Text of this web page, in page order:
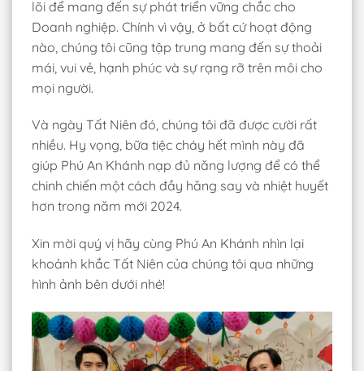
lõi để mang đến sự phát triển vững chắc cho
Doanh nghiệp. Chính vì vậy, ở bất cứ hoạt động
nào, chúng tôi cũng tập trung mang đến sự thoải
mái, vui vẻ, hạnh phúc và sự rạng rỡ trên môi cho
mọi người.
Và ngày Tất Niên đó, chúng tôi đã được cười rất
nhiều. Hy vọng, bữa tiệc cháy hết mình này đã
giúp Phú An Khánh nạp đủ năng lượng để có thể
chinh chiến một cách đầy hăng say và nhiệt huyết
hơn trong năm mới 2024.
Xin mời quý vị hãy cùng Phú An Khánh nhìn lại
khoảnh khắc Tất Niên của chúng tôi qua những
hình ảnh bên dưới nhé!